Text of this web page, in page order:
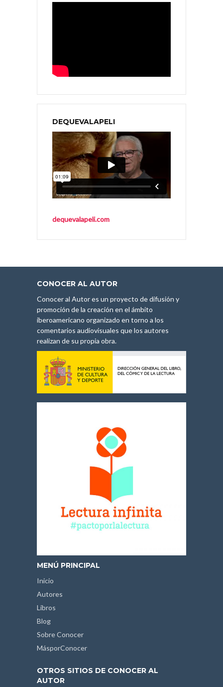
DEQUEVALAPELI
dequevalapeli.com
CONOCER AL AUTOR
Conocer al Autor es un proyecto de difusión y
promoción de la creación en el ámbito
iberoamericano organizado en torno a los
comentarios audiovisuales que los autores
realizan de su propia obra.
MENÚ PRINCIPAL
Inicio
Autores
Libros
Blog
Sobre Conocer
MásporConocer
OTROS SITIOS DE CONOCER AL
AUTOR